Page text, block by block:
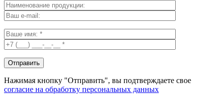
Нажимая кнопку "Отправить", вы подтверждаете свое
согласие на обработку персональных данных